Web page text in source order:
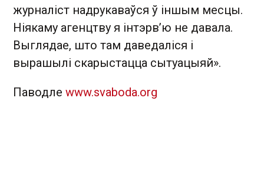
журналіст надрукаваўся ў іншым месцы.
Ніякаму агенцтву я інтэрв’ю не давала.
Выглядае, што там даведаліся і
вырашылі скарыстацца сытуацыяй».
Паводле www.svaboda.org